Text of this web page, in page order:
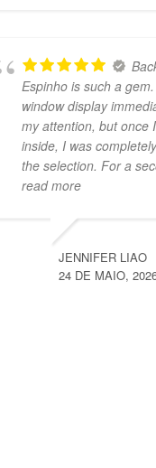
Espinho is such a
window display
my attention, but once
inside, I was
the selection. For a
read more
JENNIFER LIAO
24 DE MAIO,